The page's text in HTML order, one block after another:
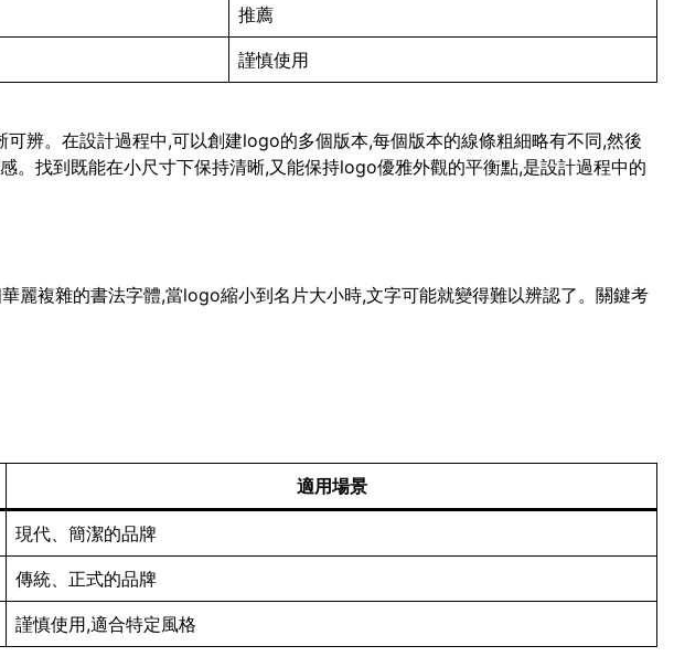
推薦
謹慎使用
辨。在設計過程中,可以創建logo的多個版本,每個版本的線條粗細略有不同,然後
找到既能在小尺寸下保持清晰,又能保持logo優雅外觀的平衡點,是設計過程中的
複雜的書法字體,當logo縮小到名片大小時,文字可能就變得難以辨認了。關鍵考
適用場景
現代、簡潔的品牌
傳統、正式的品牌
謹慎使用,適合特定風格